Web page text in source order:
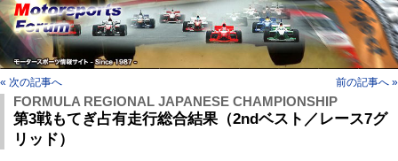
« 次の記事へ 前の記事へ »
FORMULA REGIONAL JAPANESE CHAMPIONSHIP
第3戦もてぎ占有走行総合結果（2ndベスト／レース7グ
リッド）